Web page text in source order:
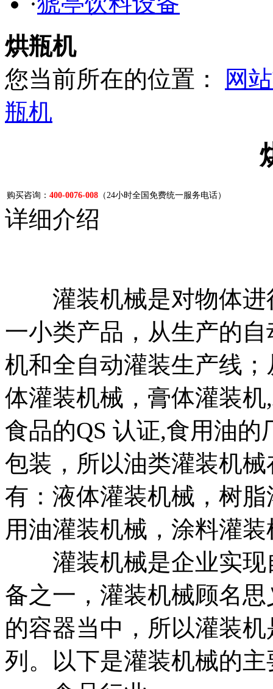
烘瓶机
您当前所在的位置：
网
瓶机
购买咨询： 400-0076-008 （24小时全国免费统一服务电话）
详细介绍
灌装机械是对物体进
一小类产品，从生产的
机和全自动灌装生产线
体灌装机械，膏体灌装
食品的QS 认证,食用油
包装，所以油类灌装机
有：液体灌装机械，树
用油灌装机械，涂料灌
灌装机械是企业实现
备之一，灌装机械顾名
的容器当中，所以灌装
列。以下是灌装机械的